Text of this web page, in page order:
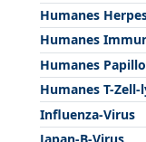
Humanes
Humanes
Humanes
Humanes T-
Influenza-Virus